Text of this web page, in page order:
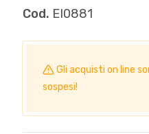
Cod. EI0881
Gli acquisti on line
sospesi!